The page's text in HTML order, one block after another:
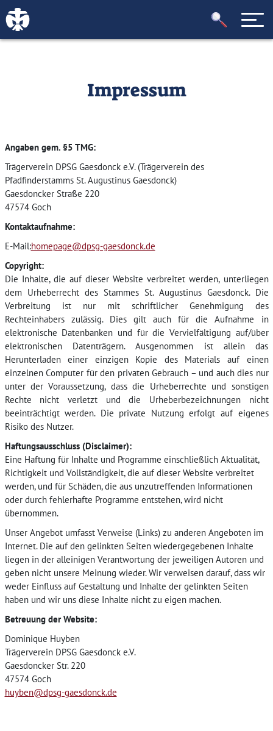
Impressum
Angaben gem. §5 TMG:
Trägerverein DPSG Gaesdonck e.V. (Trägerverein des
Pfadfinderstamms St. Augustinus Gaesdonck)
Gaesdoncker Straße 220
47574 Goch
Kontaktaufnahme:
E-Mail:homepage@dpsg-gaesdonck.de
Copyright:
Die Inhalte, die auf dieser Website verbreitet werden, unterliegen
dem Urheberrecht des Stammes St. Augustinus Gaesdonck. Die
Verbreitung ist nur mit schriftlicher Genehmigung des
Rechteinhabers zulässig. Dies gilt auch für die Aufnahme in
elektronische Datenbanken und für die Vervielfältigung auf/über
elektronischen Datenträgern. Ausgenommen ist allein das
Herunterladen einer einzigen Kopie des Materials auf einen
einzelnen Computer für den privaten Gebrauch – und auch dies nur
unter der Voraussetzung, dass die Urheberrechte und sonstigen
Rechte nicht verletzt und die Urheberbezeichnungen nicht
beeinträchtigt werden. Die private Nutzung erfolgt auf eigenes
Risiko des Nutzer.
Haftungsausschluss (Disclaimer):
Eine Haftung für Inhalte und Programme einschließlich Aktualität,
Richtigkeit und Vollständigkeit, die auf dieser Website verbreitet
werden, und für Schäden, die aus unzutreffenden Informationen
oder durch fehlerhafte Programme entstehen, wird nicht
übernommen.
Unser Angebot umfasst Verweise (Links) zu anderen Angeboten im
Internet. Die auf den gelinkten Seiten wiedergegebenen Inhalte
liegen in der alleinigen Verantwortung der jeweiligen Autoren und
geben nicht unsere Meinung wieder. Wir verweisen darauf, dass wir
weder Einfluss auf Gestaltung und Inhalte der gelinkten Seiten
haben und wir uns diese Inhalte nicht zu eigen machen.
Betreuung der Website:
Dominique Huyben
Trägerverein DPSG Gaesdonck e.V.
Gaesdoncker Str. 220
47574 Goch
huyben@dpsg-gaesdonck.de